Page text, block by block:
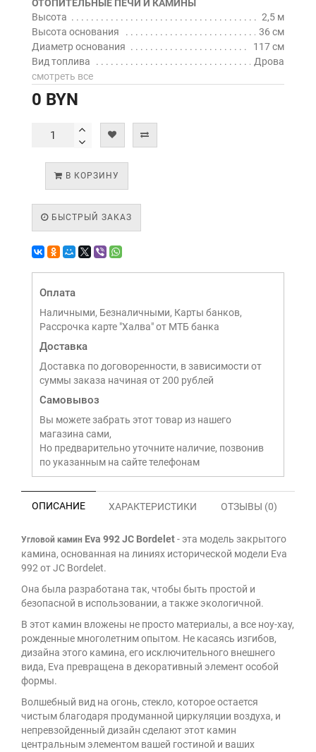
ОТОПИТЕЛЬНЫЕ ПЕЧИ И КАМИНЫ
Высота
2,5 м
Высота основания
36 см
Диаметр основания
117 см
Вид топлива
Дрова
смотреть все
0 BYN
В КОРЗИНУ
БЫСТРЫЙ ЗАКАЗ
Оплата
Наличными, Безналичными, Карты банков,
Рассрочка карте "Халва" от МТБ банка
Доставка
Доставка по договоренности, в зависимости от
суммы заказа начиная от 200 рублей
Самовывоз
Вы можете забрать этот товар из нашего
магазина сами,
Но предварительно уточните наличие, позвонив
по указанным на сайте телефонам
ОПИСАНИЕ ХАРАКТЕРИСТИКИ ОТЗЫВЫ (0)
Угловой камин Eva 992 JC Bordelet- эта модель закрытого
камина, основанная на линиях исторической модели Eva
992 от JC Bordelet.
Она была разработана так, чтобы быть простой и
безопасной в использовании, а также экологичной.
В этот камин вложены не просто материалы, а все ноу-хау,
рожденные многолетним опытом. Не касаясь изгибов,
дизайна этого камина, его исключительного внешнего
вида, Eva превращена в декоративный элемент особой
формы.
Волшебный вид на огонь, стекло, которое остается
чистым благодаря продуманной циркуляции воздуха, и
непревзойденный дизайн сделают этот камин
центральным элементом вашей гостиной и ваших